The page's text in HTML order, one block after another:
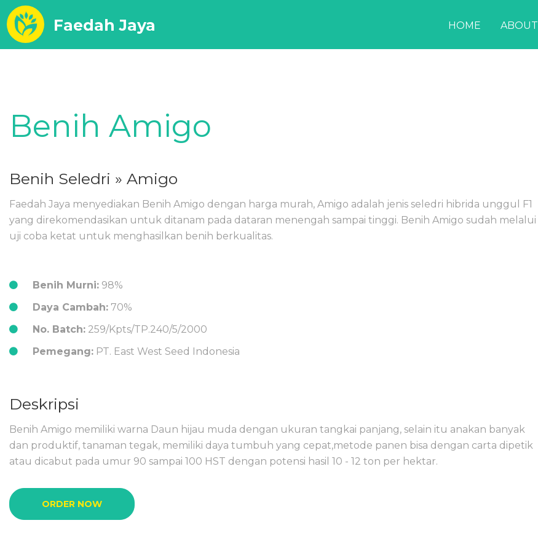
Faedah Jaya HOME ABOUT
Benih Amigo
Benih Seledri » Amigo
Faedah Jaya menyediakan Benih Amigo dengan harga murah, Amigo adalah jenis seledri hibrida unggul F1
yang direkomendasikan untuk ditanam pada dataran menengah sampai tinggi. Benih Amigo sudah melalui
uji coba ketat untuk menghasilkan benih berkualitas.
Benih Murni: 98%
Daya Cambah: 70%
No. Batch: 259/Kpts/TP.240/5/2000
Pemegang: PT. East West Seed Indonesia
Deskripsi
Benih Amigo memiliki warna Daun hijau muda dengan ukuran tangkai panjang, selain itu anakan banyak
dan produktif, tanaman tegak, memiliki daya tumbuh yang cepat,metode panen bisa dengan carta dipetik
atau dicabut pada umur 90 sampai 100 HST dengan potensi hasil 10 - 12 ton per hektar.
ORDER NOW